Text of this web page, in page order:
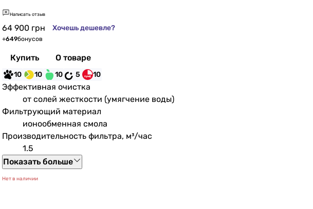
Написать отзыв
64 900 грн Хочешь дешевле?
+649бонусов
Купить О товаре
10 10 10 5 10
Эффективная очистка
от солей жесткости (умягчение воды)
Фильтрующий материал
ионообменная смола
Производительность фильтра, м³/час
1.5
Показать больше
Нет в наличии